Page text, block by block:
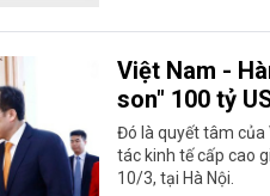
Việt Nam -
son" 100 tỷ
Đó là quyết tâm của
tác kinh tế cấp cao
10/3, tại Hà Nội.